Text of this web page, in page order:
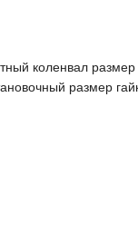
коленвал
размер